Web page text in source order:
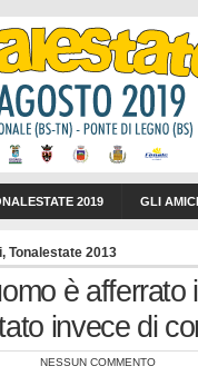
2019 GLI
, Tonalestate 2013
è
invece di
NESSUN COMMENTO